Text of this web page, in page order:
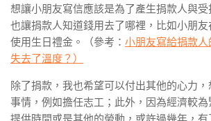
想讓小朋友寫信應該是為了產生捐款人與受
也讓捐款人知道錢用去了哪裡，比如小朋
使用生日禮金。（參考： 小朋友寫給捐款
失去了溫度？）
除了捐款，我也希望可以付出其他的心力
事情，例如擔任志工；此外，因為經濟較
提供時間或是其他的勞動，或許過幾年，